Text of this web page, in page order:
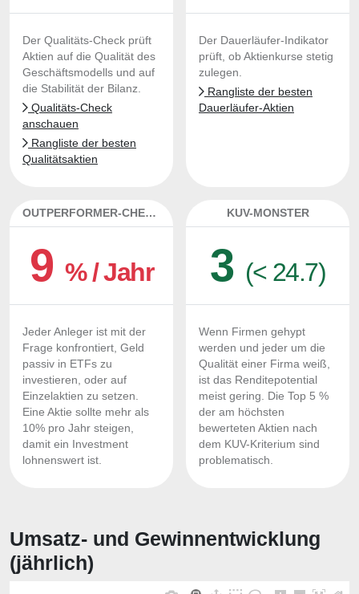
Der Qualitäts-Check prüft
Aktien auf die Qualität des
Geschäftsmodells und auf
die Stabilität der Bilanz.
Qualitäts-Check
anschauen
Rangliste der besten
Qualitätsaktien
Der Dauerläufer-Indikator
prüft, ob Aktienkurse stetig
zulegen.
Rangliste der besten
Dauerläufer-Aktien
OUTPERFORMER-CHECK
9 % / Jahr
Jeder Anleger ist mit der
Frage konfrontiert, Geld
passiv in ETFs zu
investieren, oder auf
Einzelaktien zu setzen.
Eine Aktie sollte mehr als
10% pro Jahr steigen,
damit ein Investment
lohnenswert ist.
KUV-MONSTER
3 (< 24.7)
Wenn Firmen gehypt
werden und jeder um die
Qualität einer Firma weiß,
ist das Renditepotential
meist gering. Die Top 5 %
der am höchsten
bewerteten Aktien nach
dem KUV-Kriterium sind
problematisch.
Umsatz- und Gewinnentwicklung
(jährlich)